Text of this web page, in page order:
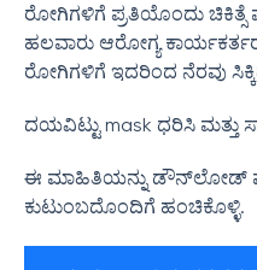
ರೋಗಿಗಳಿಗೆ ಪ್ರತಿಯೊಂದು ಚಿಕಿತ್ಸೆ
ಹಲವಾರು ಆರೋಗ್ಯ
ರೋಗಿಗಳಿಗೆ ಇದರಿಂದ ನೆರವು
ದಯವಿಟ್ಟು mask ಧರಿಸಿ ಮತ್ತು
ಈ ಮಾಹಿತಿಯನ್ನು ಡೌನ್‌ಲೋಡ್
ಕುಟುಂಬದೊಂದಿಗೆ ಹಂಚಿಕೊಳ್ಳಿ.